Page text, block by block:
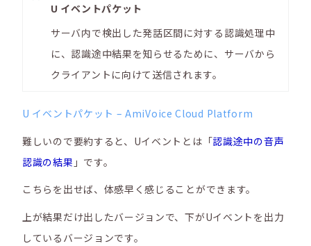
U イベントパケット
サーバ内で検出した発話区間に対する認識処理中
に、認識途中結果を知らせるために、サーバから
クライアントに向けて送信されます。
U イベントパケット – AmiVoice Cloud Platform
難しいので要約すると、Uイベントとは「認識途中の音声
認識の結果 」です。
こちらを出せば、体感早く感じることができます。
上が結果だけ出したバージョンで、下がUイベントを出力
しているバージョンです。